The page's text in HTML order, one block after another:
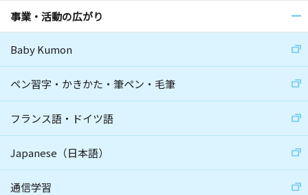
事業・活動の広がり
Baby Kumon
ペン習字・かきかた・筆ペン・毛筆
フランス語・ドイツ語
Japanese（日本語）
通信学習